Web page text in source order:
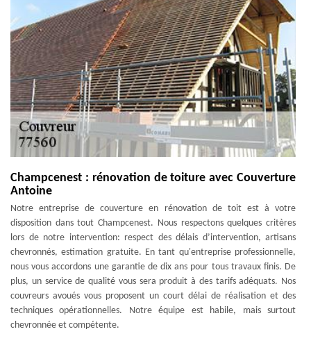
Champcenest : rénovation de toiture avec Couverture
Antoine
Notre entreprise de couverture en rénovation de toit est à votre
disposition dans tout Champcenest. Nous respectons quelques critères
lors de notre intervention: respect des délais d’intervention, artisans
chevronnés, estimation gratuite. En tant qu'entreprise professionnelle,
nous vous accordons une garantie de dix ans pour tous travaux finis. De
plus, un service de qualité vous sera produit à des tarifs adéquats. Nos
couvreurs avoués vous proposent un court délai de réalisation et des
techniques opérationnelles. Notre équipe est habile, mais surtout
chevronnée et compétente.